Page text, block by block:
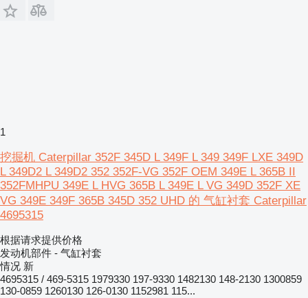
1
挖掘机 Caterpillar 352F 345D L 349F L 349 349F LXE 349D
L 349D2 L 349D2 352 352F-VG 352F OEM 349E L 365B II
352FMHPU 349E L HVG 365B L 349E L VG 349D 352F XE
VG 349E 349F 365B 345D 352 UHD 的 气缸衬套 Caterpillar
4695315
根据请求提供价格
发动机部件 - 气缸衬套
情况 新
4695315 / 469-5315 1979330 197-9330 1482130 148-2130 1300859
130-0859 1260130 126-0130 1152981 115...